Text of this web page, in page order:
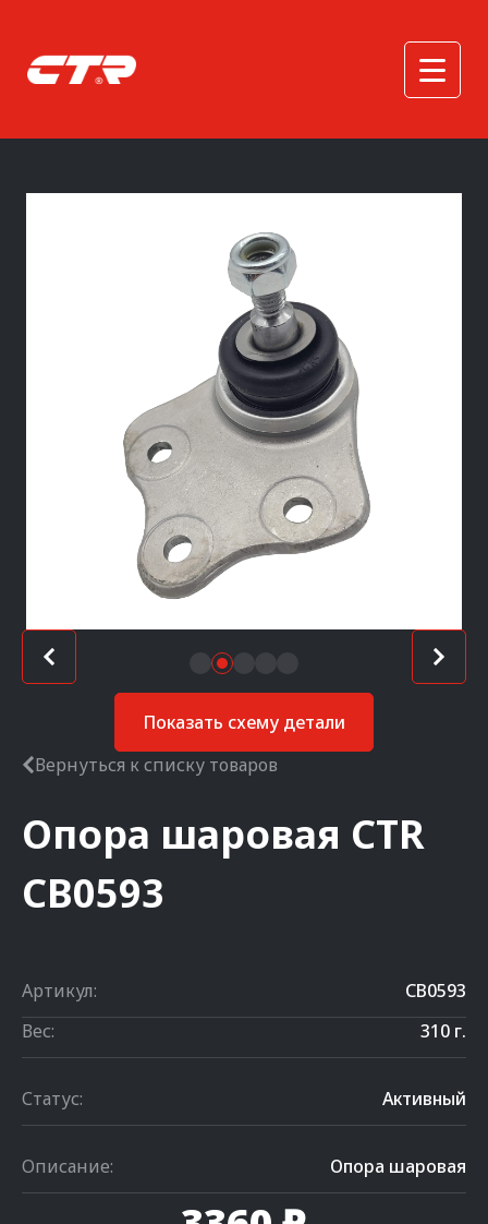
Показать схему детали
Вернуться к списку товаров
Опора шаровая CTR
CB0593
Артикул:
CB0593
Вес:
310 г.
Статус: Активный
Описание: Опора шаровая